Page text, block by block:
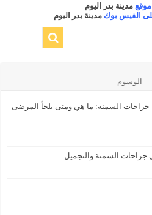
موقع مدينة بدر اليوم
الفيس بوك مدينة بدر اليوم
الوسوم
جراحات السمنة: ما هي ومتى يلجأ المرضى
جراحات السمنة والتجميل